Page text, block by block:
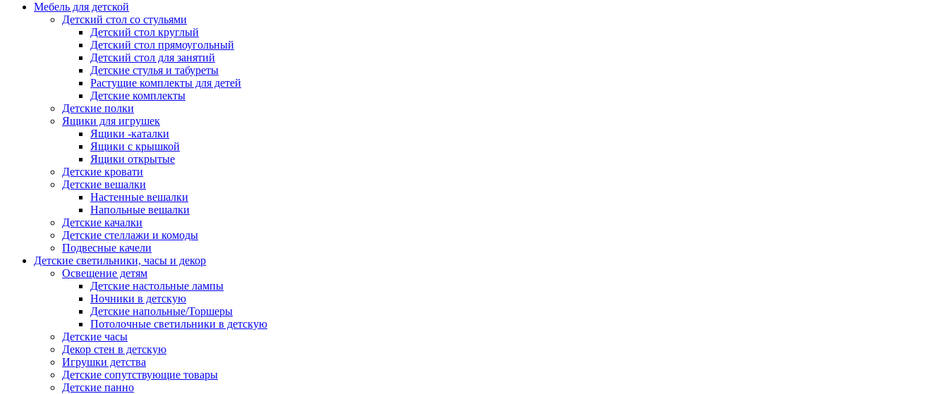
Мебель для детской
Детский стол со стульями
Детский стол круглый
Детский стол прямоугольный
Детский стол для занятий
Детские стулья и табуреты
Растущие комплекты для детей
Детские комплекты
Детские полки
Ящики для игрушек
Ящики -каталки
Ящики с крышкой
Ящики открытые
Детские кровати
Детские вешалки
Настенные вешалки
Напольные вешалки
Детские качалки
Детские стеллажи и комоды
Подвесные качели
Детские светильники, часы и декор
Освещение детям
Детские настольные лампы
Ночники в детскую
Детские напольные/Торшеры
Потолочные светильники в детскую
Детские часы
Декор стен в детскую
Игрушки детства
Детские сопутствующие товары
Детские панно